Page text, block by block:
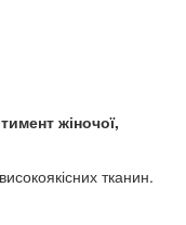
жіночої,
тканин.